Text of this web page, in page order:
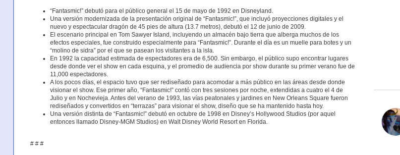
“Fantasmic!” debutó para el público general el 15 de mayo de 1992 en Disneyland.
Una versión modernizada de la presentación original de “Fantasmic!”, que incluyó proyecciones digitales y el
nuevo y espectacular dragón de 45 pies de altura (13.7 metros), debutó el 12 de junio de 2009.
El escenario principal en Tom Sawyer Island, incluyendo un almacén bajo tierra que alberga muchos de los
efectos especiales, fue construido especialmente para “Fantasmic!”. Durante el día es un muelle para botes y un
“molino de sidra” por el que se pasean los visitantes a la isla.
En 1992 la capacidad estimada de espectadores era de 6,500. Sin embargo, el público supo encontrar lugares
desde donde ver el show en cada esquina, y el promedio de audiencia por show durante su primer verano fue de
11,000 espectadores.
A los pocos días, el espacio tuvo que ser rediseñado para acomodar a más público en las áreas desde donde
visionar el show. Ese primer año, “Fantasmic!” contó con tres sesiones por noche, extendidas a cuatro el 4 de
Julio y en Nochevieja. Antes del verano de 1993, las vías peatonales y jardines en New Orleans Square fueron
rediseñados y convertidos en “terrazas” para visionar el show, diseño que se ha mantenido hasta hoy.
Una versión distinta de “Fantasmic!” debutó en octubre de 1998 en Disney’s Hollywood Studios (por aquel
entonces llamado Disney-MGM Studios) en Walt Disney World Resort en Florida.
# # #